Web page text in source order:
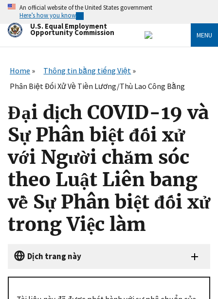
Skip
main
content
An official website of the United States government
Here’s how you know
U.S. Equal Employment
Opportunity Commission MENU
Home
Thông tin bằng tiếng Việt
Phân Biệt Đối Xử Về Tiền Lương/Thù Lao Công Bằng
Đại dịch COVID-19 và
Sự Phân biệt đối xử
với Người chăm sóc
theo Luật Liên bang
về Sự Phân biệt đối xử
trong Việc làm
Dịch trang này